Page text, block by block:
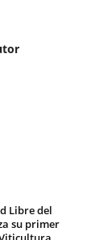
Libre del
su primer